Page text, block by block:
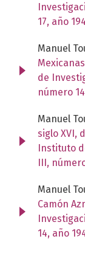
17, año
Manuel
de
número
Manuel
siglo XVI,
Instituto
III,
Manuel
Camón
14, año